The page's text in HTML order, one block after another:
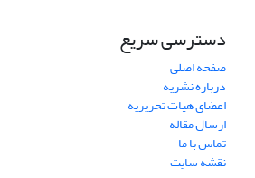
دسترسی سریع
صفحه اصلی
درباره نشریه
اعضای هیات تحریریه
ارسال مقاله
تماس با ما
نقشه سایت